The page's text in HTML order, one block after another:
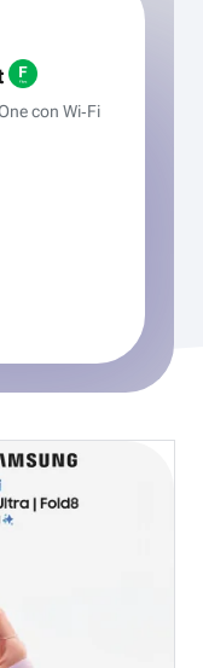
con Wi‑Fi